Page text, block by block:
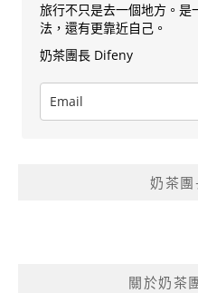
旅行不只是去一個地方。是
法，還有更靠近自己。
奶茶團長 Difeny
奶茶團
關於奶茶